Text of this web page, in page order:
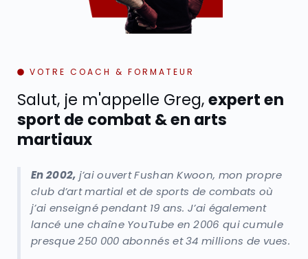
VOTRE COACH & FORMATEUR
Salut, je m'appelle Greg,expert en
sport de combat & en arts
martiaux
En 2002, j’ai ouvert Fushan Kwoon, mon propre
club d’art martial et de sports de combats où
j’ai enseigné pendant 19 ans. J’ai également
lancé une chaîne YouTube en 2006 qui cumule
presque 250 000 abonnés et 34 millions de vues.